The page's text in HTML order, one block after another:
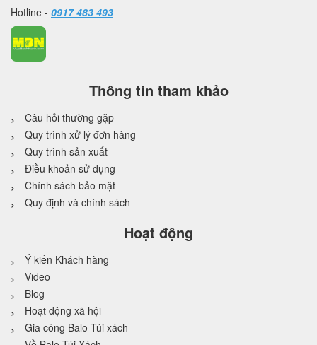
Hotline - 0917 483 493
Thông tin tham khảo
Câu hỏi thường gặp
Quy trình xử lý đơn hàng
Quy trình sản xuất
Điều khoản sử dụng
Chính sách bảo mật
Quy định và chính sách
Hoạt động
Ý kiến Khách hàng
Video
Blog
Hoạt động xã hội
Gia công Balo Túi xách